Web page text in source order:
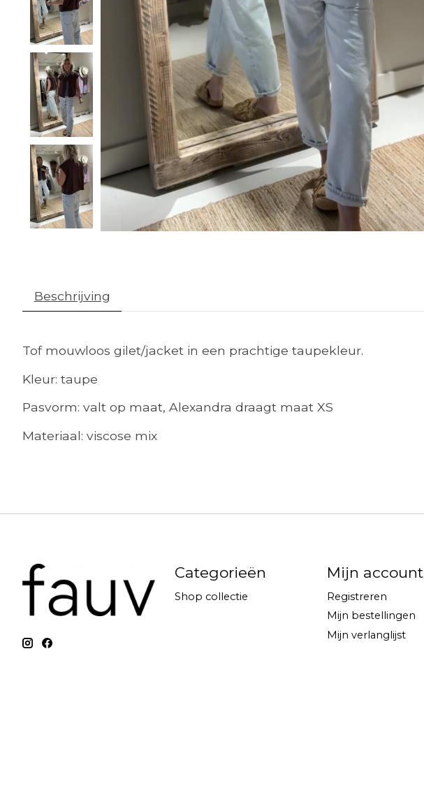
Beschrijving
Tof mouwloos gilet/jacket in een prachtige taupekleur.
Kleur: taupe
Pasvorm: valt op maat, Alexandra draagt maat XS
Materiaal: viscose mix
Categorieën
Shop collectie
Mijn account
Registreren
Mijn bestellingen
Mijn verlanglijst